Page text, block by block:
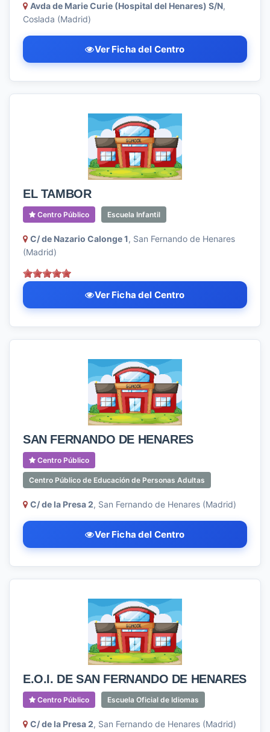
Avda de Marie Curie (Hospital del Henares) S/N,
Coslada (Madrid)
Ver Ficha del Centro
EL TAMBOR
Centro Público Escuela Infantil
C/ de Nazario Calonge 1, San Fernando de Henares
(Madrid)
Ver Ficha del Centro
SAN FERNANDO DE HENARES
Centro Público
Centro Público de Educación de Personas Adultas
C/ de la Presa 2, San Fernando de Henares (Madrid)
Ver Ficha del Centro
E.O.I. DE SAN FERNANDO DE HENARES
Centro Público Escuela Oficial de Idiomas
C/ de la Presa 2, San Fernando de Henares (Madrid)